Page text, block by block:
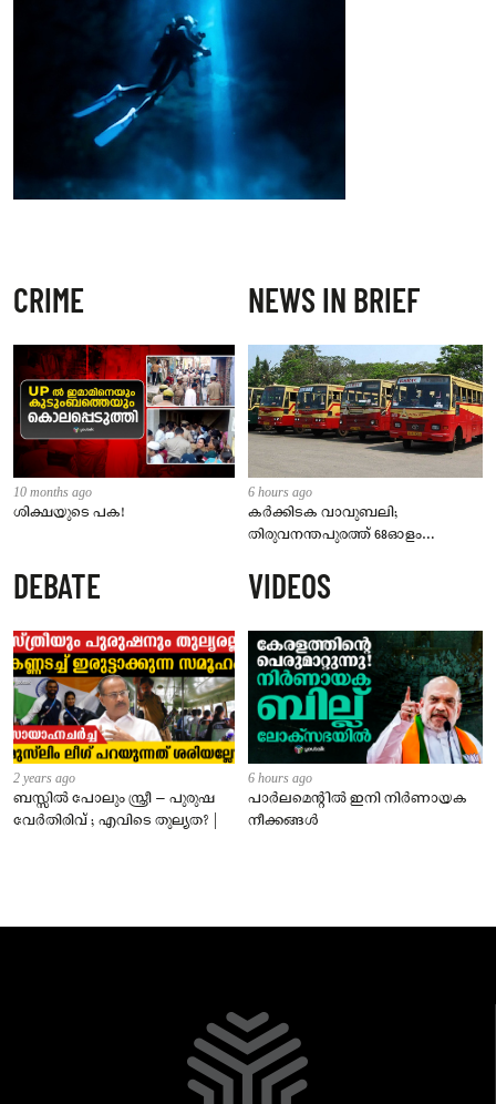
CRIME
10 months ago
ശിക്ഷയുടെ പക!
NEWS IN BRIEF
6 hours ago
കർക്കിടക വാവുബലി;
തിരുവനന്തപുരത്ത് 68ഓളം
കെഎസ്ആർടിസി
DEBATE
2 years ago
ബസ്സിൽ പോലും സ്ത്രീ – പുരുഷ
വേർതിരിവ് ; എവിടെ തുല്യത? |
VIDEOS
6 hours ago
പാർലമെന്റിൽ ഇനി നിർണായക
നീക്കങ്ങൾ